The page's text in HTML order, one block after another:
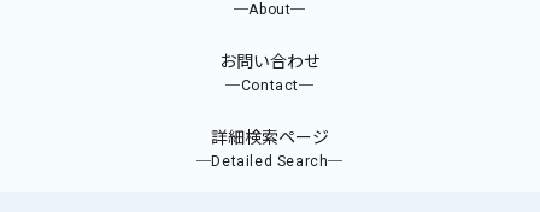
─About─
お問い合わせ
─Contact─
詳細検索ページ
─Detailed Search─